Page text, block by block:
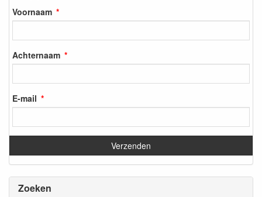
Voornaam
Achternaam
E-mail
Zoeken